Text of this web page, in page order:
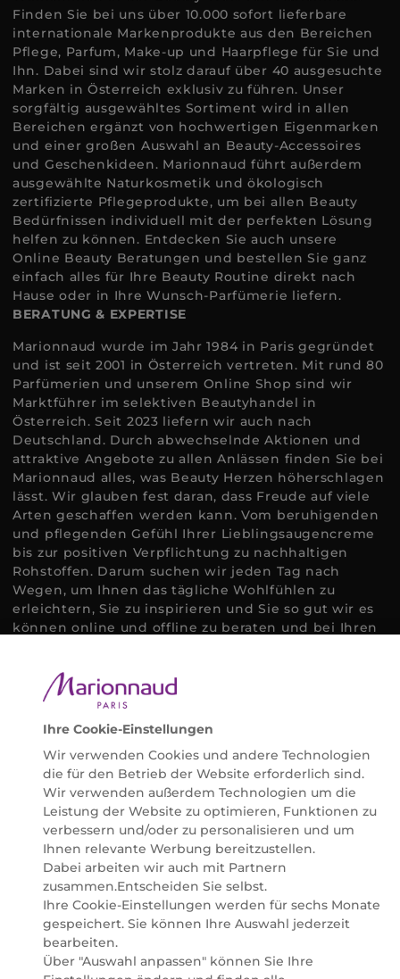
Finden Sie bei uns über 10.000 sofort lieferbare
internationale Markenprodukte aus den Bereichen
Pflege, Parfum, Make-up und Haarpflege für Sie und
Ihn. Dabei sind wir stolz darauf über 40 ausgesuchte
Marken in Österreich exklusiv zu führen. Unser
sorgfältig ausgewähltes Sortiment wird in allen
Bereichen ergänzt von hochwertigen Eigenmarken
und einer großen Auswahl an Beauty-Accessoires
und Geschenkideen. Marionnaud führt außerdem
ausgewählte Naturkosmetik und ökologisch
zertifizierte Pflegeprodukte, um bei allen Beauty
Bedürfnissen individuell mit der perfekten Lösung
helfen zu können. Entdecken Sie auch unsere
Online Beauty Beratungen und bestellen Sie ganz
einfach alles für Ihre Beauty Routine direkt nach
Hause oder in Ihre Wunsch-Parfümerie liefern.
BERATUNG & EXPERTISE
Marionnaud wurde im Jahr 1984 in Paris gegründet
und ist seit 2001 in Österreich vertreten. Mit rund 80
Parfümerien und unserem Online Shop sind wir
Marktführer im selektiven Beautyhandel in
Österreich. Seit 2023 liefern wir auch nach
Deutschland. Durch abwechselnde Aktionen und
attraktive Angebote zu allen Anlässen finden Sie bei
Marionnaud alles, was Beauty Herzen höherschlagen
lässt. Wir glauben fest daran, dass Freude auf viele
Arten geschaffen werden kann. Vom beruhigenden
und pflegenden Gefühl Ihrer Lieblingsaugencreme
bis zur positiven Verpflichtung zu nachhaltigen
Rohstoffen. Darum suchen wir jeden Tag nach
Wegen, um Ihnen das tägliche Wohlfühlen zu
erleichtern, Sie zu inspirieren und Sie so gut wir es
können online und offline zu beraten und bei Ihren
©2026 Marionnaud
Sitemap
Ihre Cookie-Einstellungen
Wir verwenden Cookies und andere Technologien
die für den Betrieb der Website erforderlich sind.
Wir verwenden außerdem Technologien um die
Leistung der Website zu optimieren, Funktionen zu
verbessern und/oder zu personalisieren und um
Ihnen relevante Werbung bereitzustellen.
Dabei arbeiten wir auch mit Partnern
zusammen.Entscheiden Sie selbst.
Ihre Cookie-Einstellungen werden für sechs Monate
gespeichert. Sie können Ihre Auswahl jederzeit
bearbeiten.
Über "Auswahl anpassen" können Sie Ihre